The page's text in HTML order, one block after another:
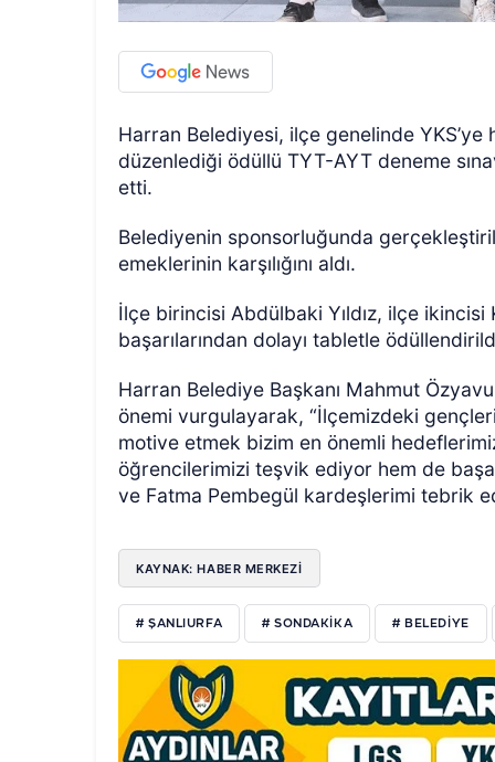
Harran Belediyesi, ilçe genelinde
düzenlediği ödüllü TYT-AYT deneme
etti.
Belediyenin sponsorluğunda
emeklerinin karşılığını aldı.
İlçe birincisi Abdülbaki Yıldız, ilçe
başarılarından dolayı tabletle
Harran Belediye Başkanı Mahmut
önemi vurgulayarak, “İlçemizdeki
motive etmek bizim en önemli
öğrencilerimizi teşvik ediyor hem de
ve Fatma Pembegül kardeşlerimi tebrik
KAYNAK: HABER MERKEZİ
# ŞANLIURFA # SONDAKIKA # BELEDIYE